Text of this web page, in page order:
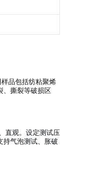
品包括纺粘聚烯
、撕裂等破损区
直观。设定测试压
持气泡测试、胀破